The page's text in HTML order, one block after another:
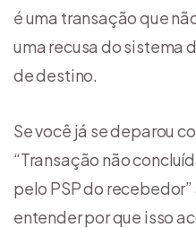
é uma transação que
uma recusa do sistema
de destino.
Se você já se deparou
“Transação não
pelo PSP do
entender por que isso